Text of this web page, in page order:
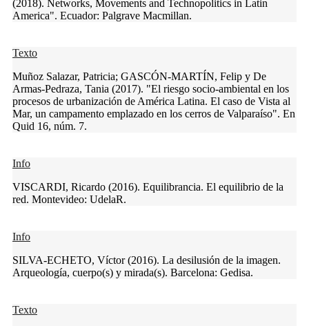
(2018). Networks, Movements and Technopolitics in Latin
America". Ecuador: Palgrave Macmillan.
Texto
Muñoz Salazar, Patricia; GASCÓN-MARTÍN, Felip y De
Armas-Pedraza, Tania (2017). "El riesgo socio-ambiental en los
procesos de urbanización de América Latina. El caso de Vista al
Mar, un campamento emplazado en los cerros de Valparaíso". En
Quid 16, núm. 7.
Info
VISCARDI, Ricardo (2016). Equilibrancia. El equilibrio de la
red. Montevideo: UdelaR.
Info
SILVA-ECHETO, Víctor (2016). La desilusión de la imagen.
Arqueología, cuerpo(s) y mirada(s). Barcelona: Gedisa.
Texto